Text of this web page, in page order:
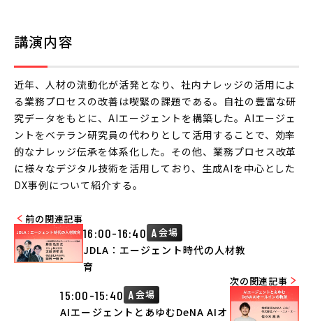
講演内容
近年、人材の流動化が活発となり、社内ナレッジの活用によ
る業務プロセスの改善は喫緊の課題である。自社の豊富な研
究データをもとに、AIエージェントを構築した。AIエージェ
ントをベテラン研究員の代わりとして活用することで、効率
的なナレッジ伝承を体系化した。その他、業務プロセス改革
に様々なデジタル技術を活用しており、生成AIを中心とした
DX事例について紹介する。
16:00-16:40 A会場
JDLA：エージェント時代の人材教
育
前の関連記事
15:00-15:40 A 会場
AIエージェントとあゆむDeNA AIオ
次の関連記事